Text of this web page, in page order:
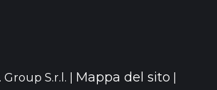
Group S.r.l. | Mappa del sito